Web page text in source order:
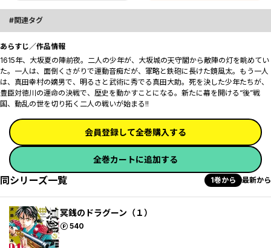
関連タグ
あらすじ／作品情報
1615年、大坂夏の陣前夜。二人の少年が、大坂城の天守閣から敵陣の灯を眺めてい
た。一人は、面倒くさがりで運動音痴だが、軍略と鉄砲に長けた鏡風太。もう一人
は、真田幸村の嫡男で、明るさと武術に秀でる真田大助。死を決した少年たちが、
豊臣対徳川の運命の決戦で、歴史を動かすことになる――。新たに幕を開ける“後”戦
国、動乱の世を切り拓く二人の戦いが始まる!!
会員登録して全巻購入する
全巻カートに追加する
同シリーズ一覧 1巻から 最新から
冥銭のドラグーン（１）
540
ポイント